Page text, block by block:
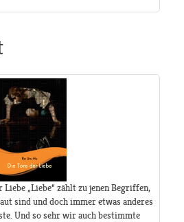
Liebe „Liebe“ zählt zu jenen Begriffen,
sind und doch immer etwas anderes
Und so sehr wir auch bestimmte